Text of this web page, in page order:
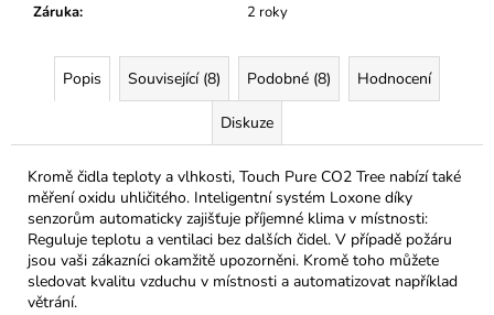
Záruka: 2 roky
Popis Související (8) Podobné (8) Hodnocení
Diskuze
Kromě čidla teploty a vlhkosti, Touch Pure CO2 Tree nabízí také
měření oxidu uhličitého. Inteligentní systém Loxone díky
senzorům automaticky zajišťuje příjemné klima v místnosti:
Reguluje teplotu a ventilaci bez dalších čidel. V případě požáru
jsou vaši zákazníci okamžitě upozorněni. Kromě toho můžete
sledovat kvalitu vzduchu v místnosti a automatizovat například
větrání.